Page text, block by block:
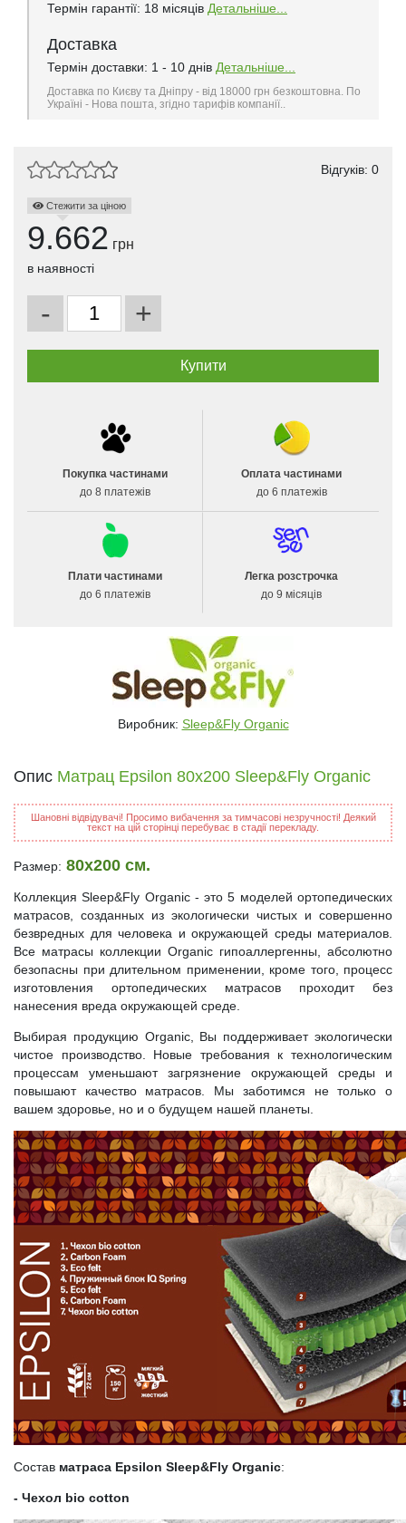
Термін гарантії: 18 місяців Детальніше...
Доставка
Термін доставки: 1 - 10 днів Детальніше...
Доставка по Києву та Дніпру - від 18000 грн безкоштовна. По
Україні - Нова пошта, згідно тарифів компанії..
Відгуків: 0
Стежити за ціною
9.662 грн
в наявності
- +
Покупка частинами
до 8 платежів
Оплата частинами
до 6 платежів
Плати частинами
до 6 платежів
Легка розстрочка
до 9 місяців
Виробник: Sleep&Fly Organic
Опис Матрац Epsilon 80x200 Sleep&Fly Organic
Шановні відвідувачі! Просимо вибачення за тимчасові незручності! Деякий
текст на цій сторінці перебуває в стадії перекладу.
Размер: 80x200 см.
Коллекция Sleep&Fly Organic - это 5 моделей ортопедических
матрасов, созданных из экологически чистых и совершенно
безвредных для человека и окружающей среды материалов.
Все матрасы коллекции Organic гипоаллергенны, абсолютно
безопасны при длительном применении, кроме того, процесс
изготовления ортопедических матрасов проходит без
нанесения вреда окружающей среде.
Выбирая продукцию Organic, Вы поддерживает экологически
чистое производство. Новые требования к технологическим
процессам уменьшают загрязнение окружающей среды и
повышают качество матрасов. Мы заботимся не только о
вашем здоровье, но и о будущем нашей планеты.
Состав матраса Epsilon Sleep&Fly Organic:
- Чехол bio cotton